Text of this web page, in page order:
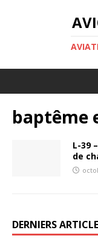
baptême
L-39
de
DERNIERS